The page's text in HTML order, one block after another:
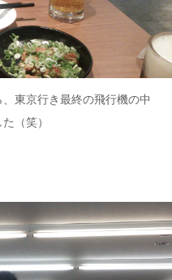
東京行き最終の飛行機の中
（笑）